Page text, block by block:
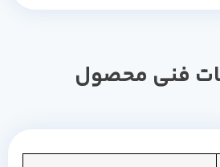
فنی محصول